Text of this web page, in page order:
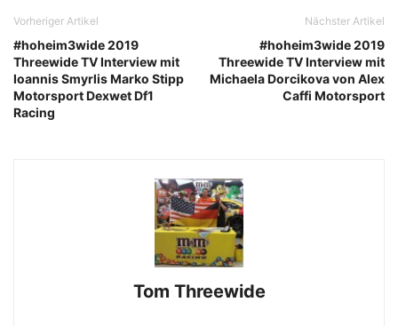
Vorheriger Artikel
#hoheim3wide 2019
Threewide TV Interview mit
Ioannis Smyrlis Marko Stipp
Motorsport Dexwet Df1
Racing
Nächster Artikel
#hoheim3wide 2019
Threewide TV Interview mit
Michaela Dorcikova von Alex
Caffi Motorsport
Tom Threewide